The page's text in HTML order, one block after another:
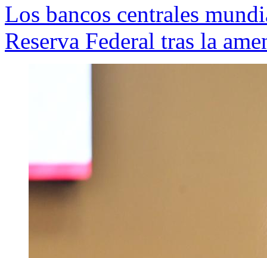
Los bancos centrales
Reserva Federal tras la